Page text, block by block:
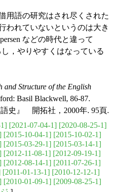
用語の研究はされ尽くされた
われていないというのは大き
などの時代と違って
，やりやすくはなっている
and Structure of the English
Basil Blackwell, 86-87.
史』 開拓社，2000年. 95頁.
[2021-07-04-1] [2020-08-25-1]
[2015-10-04-1] [2015-10-02-1]
[2015-03-29-1] [2015-03-14-1]
[2012-11-08-1] [2012-09-19-1]
[2012-08-14-1] [2011-07-26-1]
[2011-01-13-1] [2010-12-12-1]
[2010-01-09-1] [2009-08-25-1]